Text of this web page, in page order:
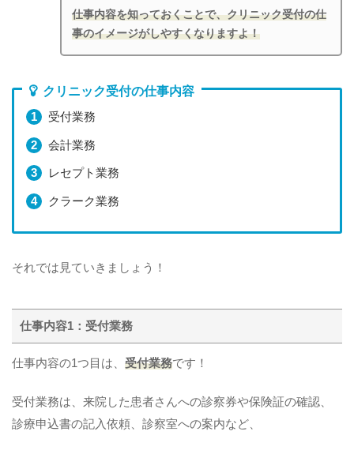
仕事内容を知っておくことで、クリニック受付の仕
事のイメージがしやすくなりますよ！
クリニック受付の仕事内容
受付業務
会計業務
レセプト業務
クラーク業務
それでは見ていきましょう！
仕事内容1：受付業務
仕事内容の1つ目は、 受付業務です！
受付業務は、来院した患者さんへの診察券や保険証の確認、
診療申込書の記入依頼、診察室への案内など、